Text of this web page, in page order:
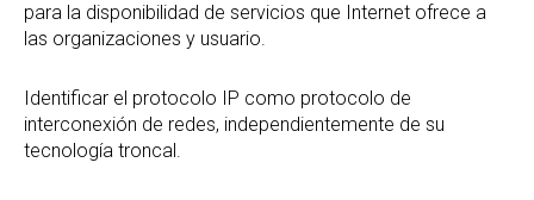
para la disponibilidad de servicios que Internet ofrece a
las organizaciones y usuario.
Identificar el protocolo IP como protocolo de
interconexión de redes, independientemente de su
tecnología troncal.